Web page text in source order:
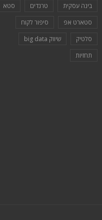
בינה עסקית
טרנדים
סטא
סטארט אפ
סיפור לקוח
סלטיק
שיווק big data
תחזיות